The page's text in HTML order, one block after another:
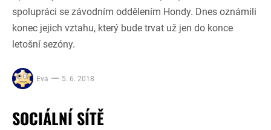
spolupráci se závodním oddělením Hondy. Dnes oznámili
konec jejich vztahu, který bude trvat už jen do konce
letošní sezóny.
Eva 5. 6. 2018
SOCIÁLNÍ SÍTĚ